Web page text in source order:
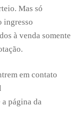
Mas só
ingresso
à venda somente
em contato
a página da